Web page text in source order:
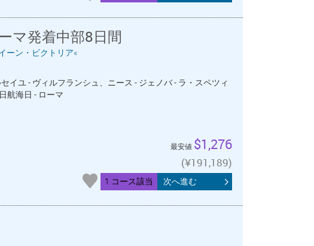
マ発着中部8日間
ーン・ビクトリア«
イユ - ヴィルフランシュ、ニース - ジェノバ - ラ・スペツィ
航海日 - ローマ
最安値 $1,276
(¥191,189)
1 コース該当 次へ進む